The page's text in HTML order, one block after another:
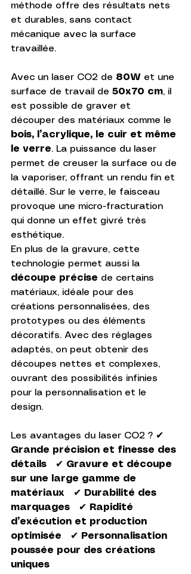
méthode offre des résultats nets
et durables, sans contact
mécanique avec la surface
travaillée.
Avec un laser CO2 de 80W et une
surface de travail de 50x70 cm, il
est possible de graver et
découper des matériaux comme le
bois, l’acrylique, le cuir et même
le verre. La puissance du laser
permet de creuser la surface ou de
la vaporiser, offrant un rendu fin et
détaillé. Sur le verre, le faisceau
provoque une micro-fracturation
qui donne un effet givré très
esthétique.
En plus de la gravure, cette
technologie permet aussi la
découpe précise de certains
matériaux, idéale pour des
créations personnalisées, des
prototypes ou des éléments
décoratifs. Avec des réglages
adaptés, on peut obtenir des
découpes nettes et complexes,
ouvrant des possibilités infinies
pour la personnalisation et le
design.
Les avantages du laser CO2 ? ✔
Grande précision et finesse des
détails ✔ Gravure et découpe
sur une large gamme de
matériaux ✔ Durabilité des
marquages ✔ Rapidité
d’exécution et production
optimisée ✔ Personnalisation
poussée pour des créations
uniques